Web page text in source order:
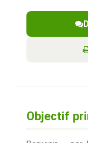
Objectif